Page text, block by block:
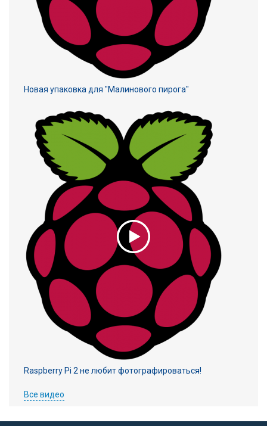
Новая упаковка для "Малинового пирога"
Raspberry Pi 2 не любит фотографироваться!
Все видео